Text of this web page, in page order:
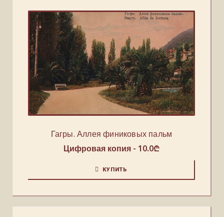
Гагры. Аллея финиковых пальм
Цифровая копия - 10.0₾
КУПИТЬ